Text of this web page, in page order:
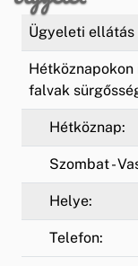
Ügyeleti ellátás
falvak
Hétköznap:
Szombat -
Helye:
Telefon: